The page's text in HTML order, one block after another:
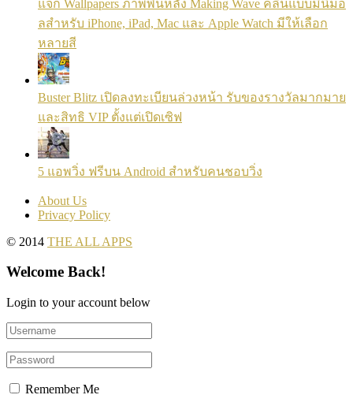
แจก Wallpapers ภาพพื้นหลัง Making Wave คลื่นแบบมินิมอ
ลสำหรับ iPhone, iPad, Mac และ Apple Watch มีให้เลือก
หลายสี
Buster Blitz เปิดลงทะเบียนล่วงหน้า รับของรางวัลมากมาย
และสิทธิ VIP ตั้งแต่เปิดเซิฟ
5 แอพวิ่ง ฟรีบน Android สำหรับคนชอบวิ่ง
About Us
Privacy Policy
© 2014 THE ALL APPS
Welcome Back!
Login to your account below
Remember Me